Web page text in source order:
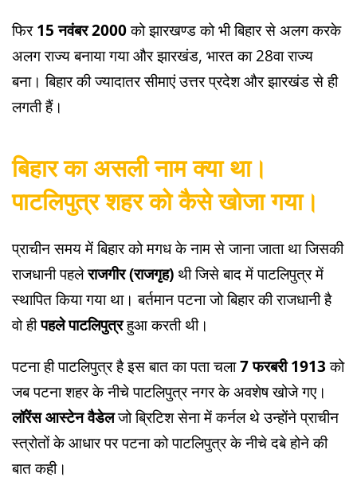
फिर15 नवंबर 2000को झारखण्ड को भी बिहार से अलग करके
अलग राज्य बनाया गया और झारखंड, भारत का 28वा राज्य
बना। बिहार की ज्यादातर सीमाएं उत्तर प्रदेश और झारखंड से ही
लगती हैं।
बिहार का असली नाम क्या था।
पाटलिपुत्र शहर को कैसे खोजा गया।
प्राचीन समय में बिहार को मगध के नाम से जाना जाता था जिसकी
राजधानी पहलेराजगीर (राजगृह) थी जिसे बाद में पाटलिपुत्र में
स्थापित किया गया था। बर्तमान पटना जो बिहार की राजधानी है
वो हीपहले पाटलिपुत्रहुआ करती थी।
पटना ही पाटलिपुत्र है इस बात का पता चला7 फरबरी 1913को
जब पटना शहर के नीचे पाटलिपुत्र नगर के अवशेष खोजे गए।
लॉरेंस आस्टेन वैडेलजो ब्रिटिश सेना में कर्नल थे उन्होंने प्राचीन
स्त्रोतों के आधार पर पटना को पाटलिपुत्र के नीचे दबे होने की
बात कही।